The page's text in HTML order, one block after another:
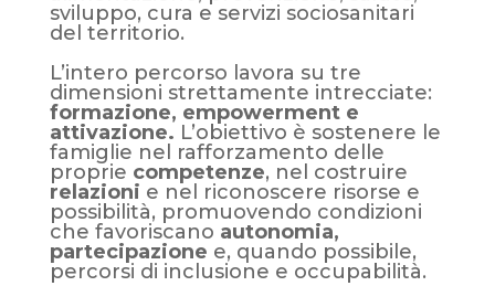
sviluppo, cura e servizi sociosanitari
del territorio.
L’intero percorso lavora su tre
dimensioni strettamente intrecciate:
formazione, empowerment e
attivazione. L’obiettivo è sostenere le
famiglie nel rafforzamento delle
proprie competenze, nel costruire
relazioni e nel riconoscere risorse e
possibilità, promuovendo condizioni
che favoriscano autonomia,
partecipazione e, quando possibile,
percorsi di inclusione e occupabilità.